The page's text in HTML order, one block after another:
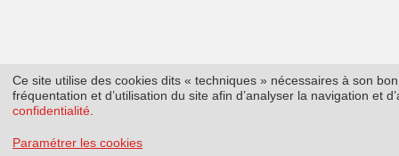
Ce site utilise des cookies dits « techniques » nécessaires à son
fréquentation et d’utilisation du site afin d’analyser la navigation et
confidentialité
Paramétrer les cookies